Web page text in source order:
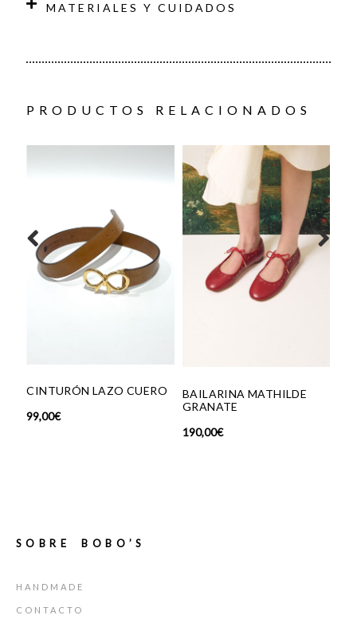
MATERIALES Y CUIDADOS
PRODUCTOS RELACIONADOS
CINTURÓN LAZO CUERO
99,00€
BAILARINA MATHILDE
GRANATE
190,00€
SOBRE BOBO’S
HANDMADE
CONTACTO